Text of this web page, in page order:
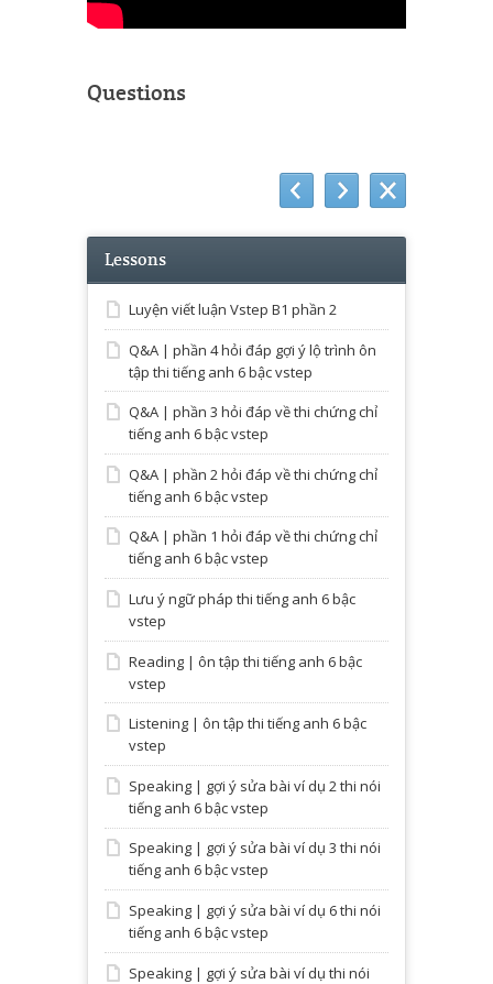
Questions
Lessons
Luyện viết luận Vstep B1 phần 2
Q&A | phần 4 hỏi đáp gợi ý lộ trình ôn
tập thi tiếng anh 6 bậc vstep
Q&A | phần 3 hỏi đáp về thi chứng chỉ
tiếng anh 6 bậc vstep
Q&A | phần 2 hỏi đáp về thi chứng chỉ
tiếng anh 6 bậc vstep
Q&A | phần 1 hỏi đáp về thi chứng chỉ
tiếng anh 6 bậc vstep
Lưu ý ngữ pháp thi tiếng anh 6 bậc
vstep
Reading | ôn tập thi tiếng anh 6 bậc
vstep
Listening | ôn tập thi tiếng anh 6 bậc
vstep
Speaking | gợi ý sửa bài ví dụ 2 thi nói
tiếng anh 6 bậc vstep
Speaking | gợi ý sửa bài ví dụ 3 thi nói
tiếng anh 6 bậc vstep
Speaking | gợi ý sửa bài ví dụ 6 thi nói
tiếng anh 6 bậc vstep
Speaking | gợi ý sửa bài ví dụ thi nói